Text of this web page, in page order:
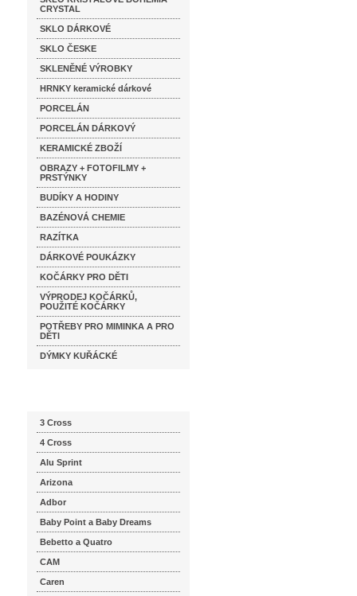
CRYSTAL
SKLO DÁRKOVÉ
SKLO ČESKE
SKLENĚNÉ VÝROBKY
HRNKY keramické dárkové
PORCELÁN
PORCELÁN DÁRKOVÝ
KERAMICKÉ ZBOŽÍ
OBRAZY + FOTOFILMY +
PRSTÝNKY
BUDÍKY A HODINY
BAZÉNOVÁ CHEMIE
RAZÍTKA
DÁRKOVÉ POUKÁZKY
KOČÁRKY PRO DĚTI
VÝPRODEJ KOČÁRKŮ,
POUŽITÉ KOČÁRKY
POTŘEBY PRO MIMINKA A PRO
DĚTI
DÝMKY KUŘÁCKÉ
3 Cross
4 Cross
Alu Sprint
Arizona
Adbor
Baby Point a Baby Dreams
Bebetto a Quatro
CAM
Caren